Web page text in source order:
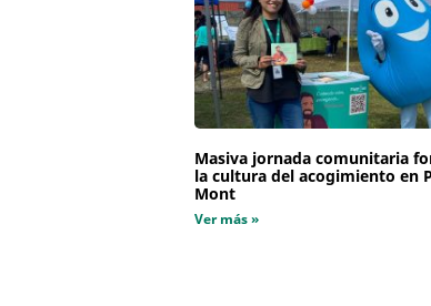
Masiva jornada comunitaria
la cultura del acogimiento en
Mont
Ver más »